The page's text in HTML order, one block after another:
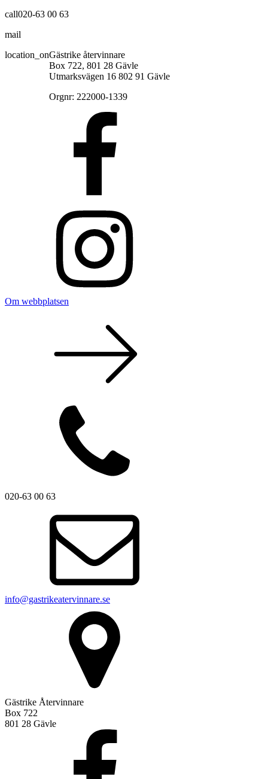
call020-63 00 63
mail
location_onGästrike återvinnare
Box 722, 801 28 Gävle
Utmarksvägen 16 802 91 Gävle
Orgnr: 222000-1339
Om webbplatsen
020-63 00 63
info@gastrikeatervinnare.se
Gästrike Återvinnare
Box 722
801 28 Gävle